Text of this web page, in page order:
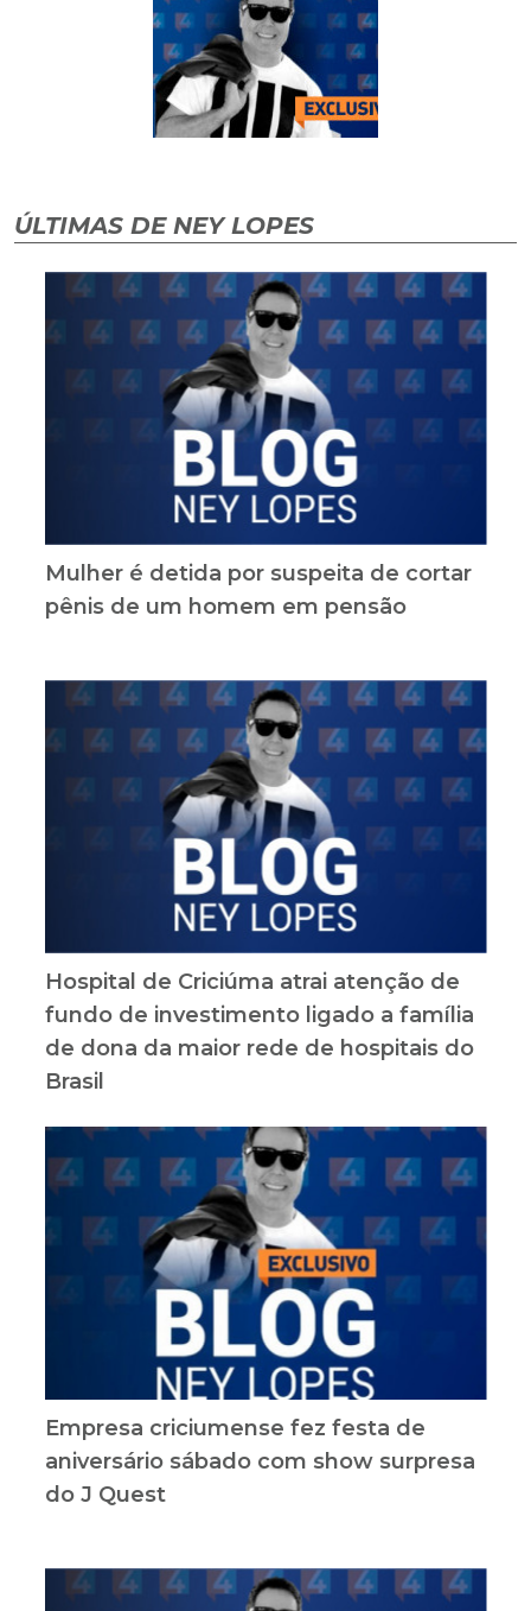
ÚLTIMAS DE NEY LOPES
Mulher é detida por suspeita de cortar
pênis de um homem em pensão
Hospital de Criciúma atrai atenção de
fundo de investimento ligado a família
de dona da maior rede de hospitais do
Brasil
Empresa criciumense fez festa de
aniversário sábado com show surpresa
do J Quest